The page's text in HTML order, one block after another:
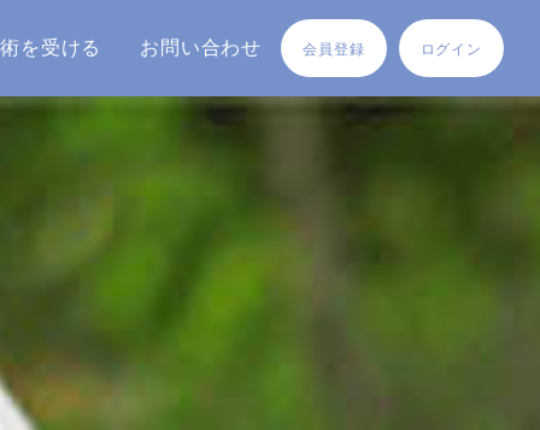
を受ける お問い合わせ 会員登録 ログイン